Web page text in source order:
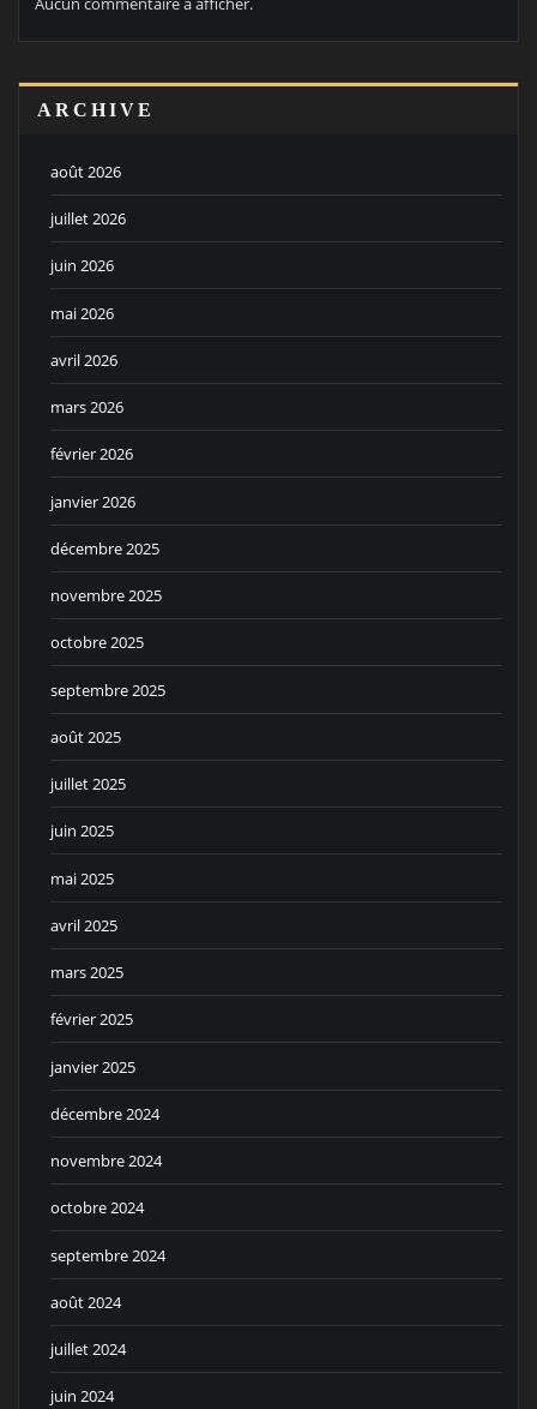
ARCHIVE
août 2026
juillet 2026
juin 2026
mai 2026
avril 2026
mars 2026
février 2026
janvier 2026
décembre 2025
novembre 2025
octobre 2025
septembre 2025
août 2025
juillet 2025
juin 2025
mai 2025
avril 2025
mars 2025
février 2025
janvier 2025
décembre 2024
novembre 2024
octobre 2024
septembre 2024
août 2024
juillet 2024
juin 2024